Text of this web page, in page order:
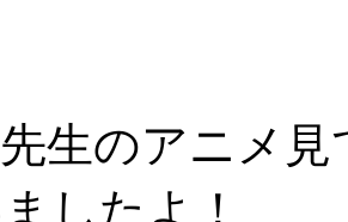
生のアニメ
したよ！